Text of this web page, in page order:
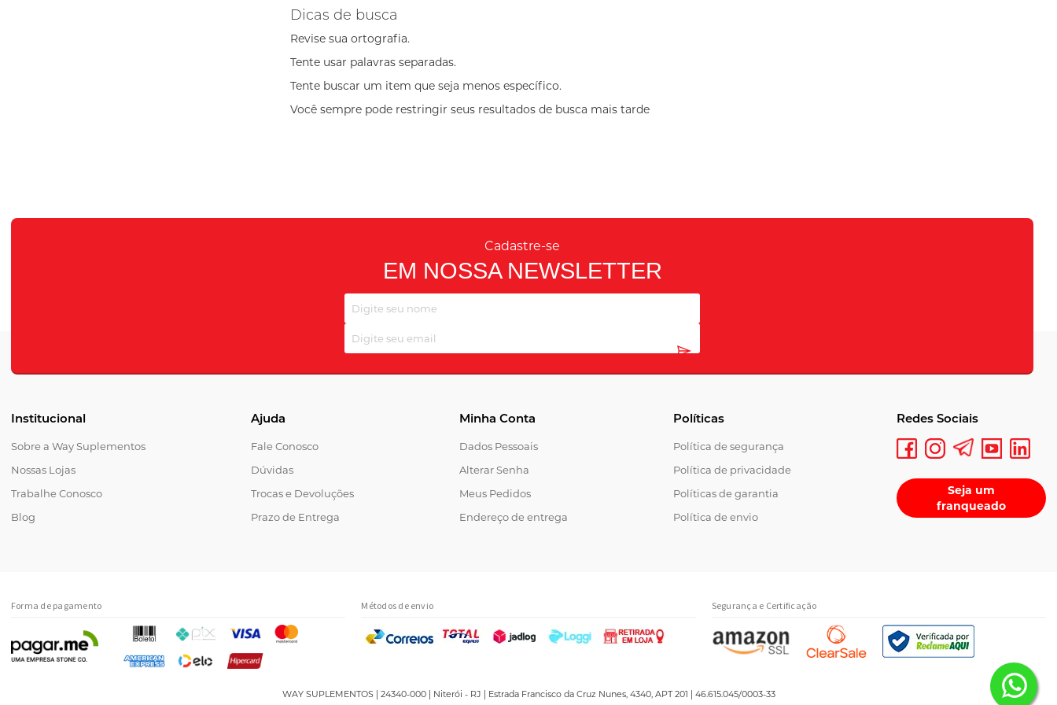
Dicas de busca
Revise sua ortografia.
Tente usar palavras separadas.
Tente buscar um item que seja menos específico.
Você sempre pode restringir seus resultados de busca mais tarde
Cadastre-se
EM NOSSA NEWSLETTER
Institucional
Sobre a Way Suplementos
Nossas Lojas
Trabalhe Conosco
Blog
Ajuda
Fale Conosco
Dúvidas
Trocas e Devoluções
Prazo de Entrega
Minha Conta
Dados Pessoais
Alterar Senha
Meus Pedidos
Endereço de entrega
Políticas
Política de segurança
Política de privacidade
Políticas de garantia
Política de envio
Redes Sociais
Seja um
franqueado
Forma de pagamento Métodos de envio Segurança e Certificação
WAY SUPLEMENTOS | 24340-000 | Niterói - RJ | Estrada Francisco da Cruz Nunes, 4340, APT 201 | 46.615.045/0003-33